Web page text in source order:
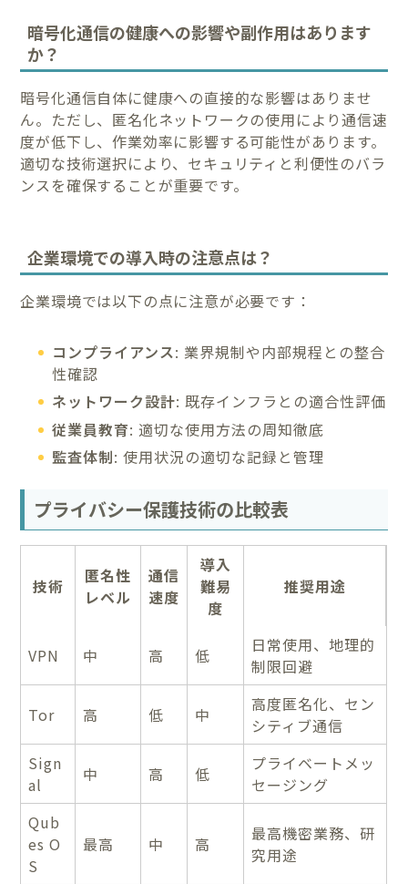
暗号化通信の健康への影響や副作用はあります
か？
暗号化通信自体に健康への直接的な影響はありませ
ん。ただし、匿名化ネットワークの使用により通信速
度が低下し、作業効率に影響する可能性があります。
適切な技術選択により、セキュリティと利便性のバラ
ンスを確保することが重要です。
企業環境での導入時の注意点は？
企業環境では以下の点に注意が必要です：
コンプライアンス: 業界規制や内部規程との整合
性確認
ネットワーク設計: 既存インフラとの適合性評価
従業員教育: 適切な使用方法の周知徹底
監査体制: 使用状況の適切な記録と管理
プライバシー保護技術の比較表
技術
匿名性
レベル
通信
速度
導入
難易
度
推奨用途
VPN 中 高 低
日常使用、地理的
制限回避
Tor 高 低 中
高度匿名化、セン
シティブ通信
Sign
al
中 高 低
プライベートメッ
セージング
Qub
es O
S
最高 中 高
最高機密業務、研
究用途